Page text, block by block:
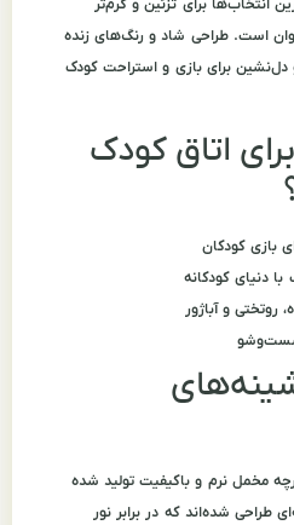
انتخاب‌ها برای تزئین و گرم‌تر
است. طراحی شاد و رنگ‌های زنده
دل‌نشین برای بازی و استراحت کودک
اتاق کودک
بازی کودکان
دنیای کودکانه
روتختی و آباژور
مخمل نرم و باکیفیت تولید شده
طراحی شده‌اند که در برابر نور